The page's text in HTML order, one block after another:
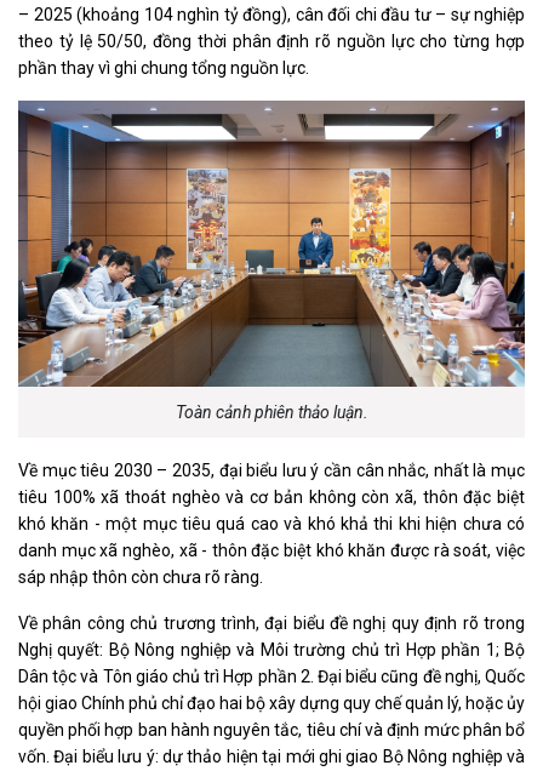
– 2025 (khoảng 104 nghìn tỷ đồng), cân đối chi đầu tư – sự nghiệp
theo tỷ lệ 50/50, đồng thời phân định rõ nguồn lực cho từng hợp
phần thay vì ghi chung tổng nguồn lực.
Toàn cảnh phiên thảo luận.
Về mục tiêu 2030 – 2035, đại biểu lưu ý cần cân nhắc, nhất là mục
tiêu 100% xã thoát nghèo và cơ bản không còn xã, thôn đặc biệt
khó khăn - một mục tiêu quá cao và khó khả thi khi hiện chưa có
danh mục xã nghèo, xã - thôn đặc biệt khó khăn được rà soát, việc
sáp nhập thôn còn chưa rõ ràng.
Về phân công chủ trương trình, đại biểu đề nghị quy định rõ trong
Nghị quyết: Bộ Nông nghiệp và Môi trường chủ trì Hợp phần 1; Bộ
Dân tộc và Tôn giáo chủ trì Hợp phần 2. Đại biểu cũng đề nghị, Quốc
hội giao Chính phủ chỉ đạo hai bộ xây dựng quy chế quản lý, hoặc ủy
quyền phối hợp ban hành nguyên tắc, tiêu chí và định mức phân bổ
vốn. Đại biểu lưu ý: dự thảo hiện tại mới ghi giao Bộ Nông nghiệp và